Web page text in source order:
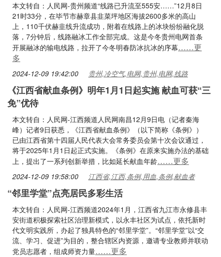
本文转自：人民网-贵州频道“线路已升流至555安……”12月8日
21时33分，在毕节市赫章县韭菜坪地区海拔2600多米的高山
上，110千伏赫韭线升流成功，附着在线路上的冰块纷纷融化脱
落，7分钟后，线路融冰工作全部完成。这是今冬贵州电网首条
开展融冰的输电线路，拉开了今冬明春防冰抗冰的序幕……更
多
2024-12-09 19:42:00 贵州,冷空气,电网,贵州,电网,线路
《江西省献血条例》明年1月1日起实施 献血可获“三
免”优待
本文转自：人民网-江西频道人民网南昌12月9日电（记者秦海
峰）记者9日获悉，《江西省献血条例》（以下简称《条例》）
已由江西省第十四届人民代表大会常务委员会第十次会议通过，
将于2025年1月1日起正式实施。《条例》在原来实施办法的基础
上，提出了一系列创新举措，比如延长献血年龄……更多
2024-12-09 19:58:00 江西省,江西,条例,用血,条例,献血者
“邻里学堂”点亮居民多彩生活
本文转自：人民网-江西频道2024年1月，江西省九江市永修县丰
安街道积极探索社区治理新模式，以永丰社区为试点，依托新时
代文明实践所，办起了独具特色的“邻里学堂”。“邻里学堂”以“交
流、学习、促进”为目的，整合辖区内资源，邀请专业教师并联动
党员志愿者，组成师资力量……更多